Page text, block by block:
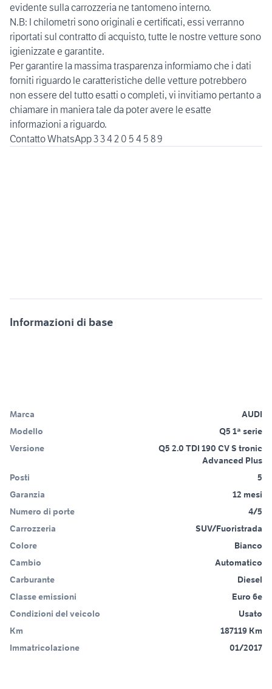
evidente sulla carrozzeria ne tantomeno interno.
N.B: I chilometri sono originali e certificati, essi verranno
riportati sul contratto di acquisto, tutte le nostre vetture sono
igienizzate e garantite.
Per garantire la massima trasparenza informiamo che i dati
forniti riguardo le caratteristiche delle vetture potrebbero
non essere del tutto esatti o completi, vi invitiamo pertanto a
chiamare in maniera tale da poter avere le esatte
informazioni a riguardo.
Informazioni di base
Marca
AUDI
Modello
Q5 1ª serie
Versione
Q5 2.0 TDI 190 CV S tronic
Advanced Plus
Posti
5
Garanzia
12 mesi
Numero di porte
4/5
Carrozzeria
SUV/Fuoristrada
Colore
Bianco
Cambio
Automatico
Carburante
Diesel
Classe emissioni
Euro 6e
Condizioni del veicolo
Usato
Km
187119 Km
Immatricolazione
01/2017